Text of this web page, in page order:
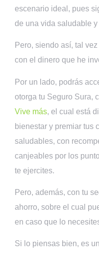
escenario ideal, pues
de una vida saludable
Pero, siendo así, tal
con el dinero que he
Por un lado, podrás
otorga tu Seguro Sura,
Vive más, el cual está
bienestar y premiar tus
saludables, con
canjeables por los
te ejercites.
Pero, además, con tu
ahorro, sobre el cual
en caso que lo
Si lo piensas bien, es